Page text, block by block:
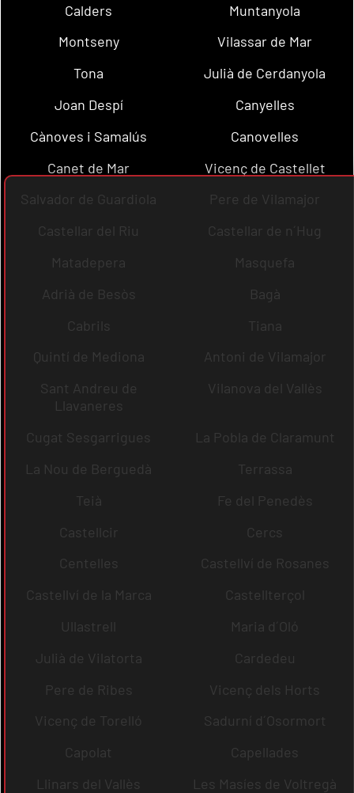
Calders
Muntanyola
Montseny
Vilassar de Mar
Tona
Julià de Cerdanyola
Joan Despí
Canyelles
Cànoves i Samalús
Canovelles
Canet de Mar
Vicenç de Castellet
Salvador de Guardiola
Pere de Vilamajor
Castellar del Riu
Castellar de n´Hug
Matadepera
Masquefa
Adrià de Besòs
Bagà
Cabrils
Tiana
Quintí de Mediona
Antoni de Vilamajor
Sant Andreu de
Llavaneres
Vilanova del Vallès
Cugat Sesgarrigues
La Pobla de Claramunt
La Nou de Berguedà
Terrassa
Teià
Fe del Penedès
Castellcir
Cercs
Centelles
Castellví de Rosanes
Castellví de la Marca
Castellterçol
Ullastrell
Maria d´Oló
Julià de Vilatorta
Cardedeu
Pere de Ribes
Vicenç dels Horts
Vicenç de Torelló
Sadurní d´Osormort
Capolat
Capellades
Llinars del Vallès
Les Masíes de Voltregà